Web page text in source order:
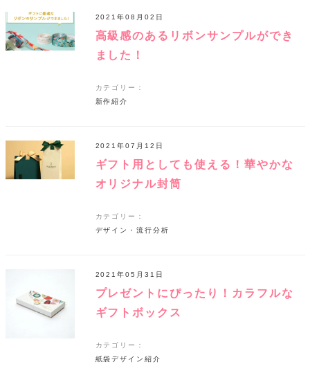
高級感のあるリボンサンプルができ
ました！
2021年08月02日
カテゴリー：
新作紹介
ギフト用としても使える！華やかな
オリジナル封筒
2021年07月12日
カテゴリー：
デザイン・流行分析
プレゼントにぴったり！カラフルな
ギフトボックス
2021年05月31日
カテゴリー：
紙袋デザイン紹介